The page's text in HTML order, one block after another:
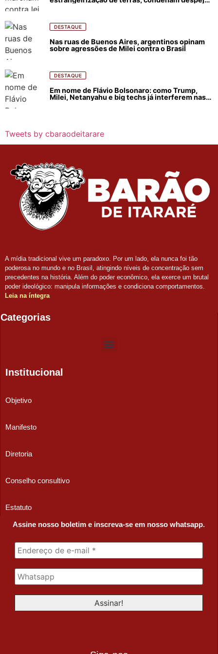
DESTAQUE
Nas ruas de Buenos Aires, argentinos opinam
sobre agressões de Milei contra o Brasil
DESTAQUE
Em nome de Flávio Bolsonaro: como Trump,
Milei, Netanyahu e big techs já interferem nas
Tweets by cbaraodeitarare
A mídia tradicional vive um paradoxo. Por um lado, ela nunca foi tão
poderosa no mundo e no Brasil, atingindo níveis de concentração sem
precedentes na história. Além do poder econômico, ela exerce um brutal
poder ideológico: manipula informações e condiciona comportamentos.
Leia na íntegra
Categorias
Institucional
Objetivo
Manifesto
Diretoria
Conselho consultivo
Estatuto
Assine nosso boletim e inscreva-se em nosso whatsapp.